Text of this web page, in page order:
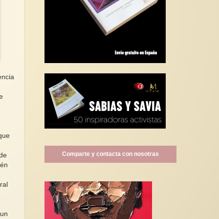
Comparte y contacta con nosotras